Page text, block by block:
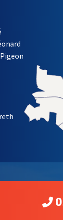
D'INFORMATION